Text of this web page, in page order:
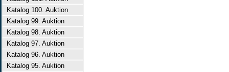
Katalog 100. Auktion
Katalog 99. Auktion
Katalog 98. Auktion
Katalog 97. Auktion
Katalog 96. Auktion
Katalog 95. Auktion